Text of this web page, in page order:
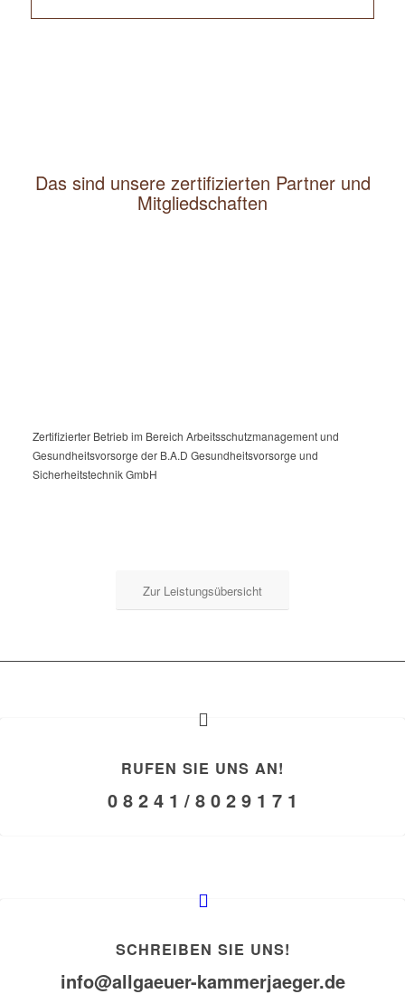
Das sind unsere zertifizierten Partner und
Mitgliedschaften
Zertifizierter Betrieb im Bereich Arbeitsschutzmanagement und
Gesundheitsvorsorge der B.A.D Gesundheitsvorsorge und
Sicherheitstechnik GmbH
Zur Leistungsübersicht
RUFEN SIE UNS AN!
0 8 2 4 1 / 8 0 2 9 1 7 1
SCHREIBEN SIE UNS!
info@allgaeuer-kammerjaeger.de